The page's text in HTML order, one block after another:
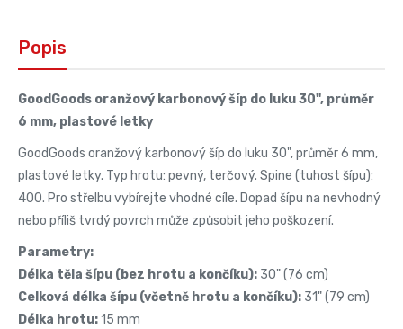
Popis
GoodGoods oranžový karbonový šíp do luku 30", průměr
6 mm, plastové letky
GoodGoods oranžový karbonový šíp do luku 30", průměr 6 mm,
plastové letky. Typ hrotu: pevný, terčový. Spine (tuhost šípu):
400. Pro střelbu vybírejte vhodné cíle. Dopad šípu na nevhodný
nebo příliš tvrdý povrch může způsobit jeho poškození.
Parametry:
Délka těla šípu (bez hrotu a končíku): 30" (76 cm)
Celková délka šípu (včetně hrotu a končíku): 31" (79 cm)
Délka hrotu:15 mm